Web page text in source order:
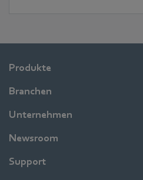
Produkte
Branchen
Unternehmen
Newsroom
Support